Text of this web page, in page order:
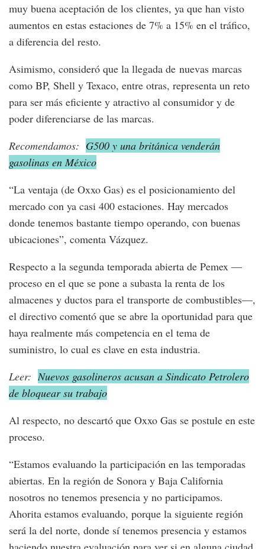
muy buena aceptación de los clientes, ya que han visto
aumentos en estas estaciones de 7% a 15% en el tráfico,
a diferencia del resto.
Asimismo, consideró que la llegada de nuevas marcas
como BP, Shell y Texaco, entre otras, representa un reto
para ser más eficiente y atractivo al consumidor y de
poder diferenciarse de las marcas.
Recomendamos: G500 y una británica venderán
gasolinas en México
“La ventaja (de Oxxo Gas) es el posicionamiento del
mercado con ya casi 400 estaciones. Hay mercados
donde tenemos bastante tiempo operando, con buenas
ubicaciones”, comenta Vázquez.
Respecto a la segunda temporada abierta de Pemex —
proceso en el que se pone a subasta la renta de los
almacenes y ductos para el transporte de combustibles—,
el directivo comentó que se abre la oportunidad para que
haya realmente más competencia en el tema de
suministro, lo cual es clave en esta industria.
Leer: Nuevos gasolineros acusan a Sindicato Petrolero
de bloquear su trabajo
Al respecto, no descartó que Oxxo Gas se postule en este
proceso.
“Estamos evaluando la participación en las temporadas
abiertas. En la región de Sonora y Baja California
nosotros no tenemos presencia y no participamos.
Ahorita estamos evaluando, porque la siguiente región
será la del norte, donde sí tenemos presencia y estamos